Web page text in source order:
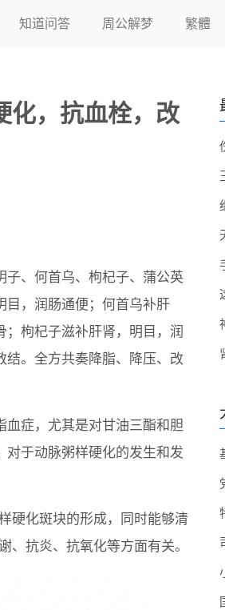
知道问答 周公解梦 繁體
化，抗血栓，改
子、何首乌、枸杞子、蒲公英
目，润肠通便；何首乌补肝
；枸杞子滋补肝肾，明目，润
结。全方共奏降脂、降压、改
血症，尤其是对甘油三酯和胆
对于动脉粥样硬化的发生和发
硬化斑块的形成，同时能够清
、抗炎、抗氧化等方面有关。